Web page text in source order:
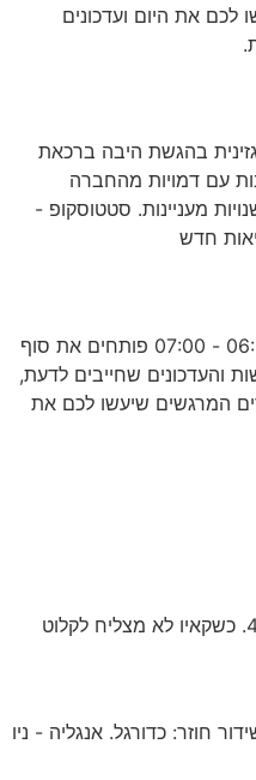
לכם את היום ועדכונים
אולפן מגזינית בהגשת היבה ברכאת
עם דמויות מהחברה
מעניינות. סטטוסקופ -
העולם הבוקר בשישי - רגע לפני 06:00 - 07:00 פותחים את סוף
והעדכונים שחייבים לדעת,
המרגשים שיעשו לכם את